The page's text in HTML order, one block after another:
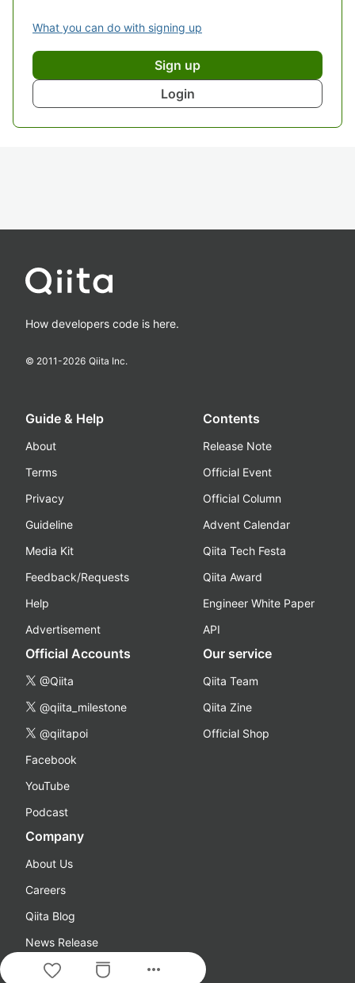
What you can do with signing up
Sign up
Login
more_horiz
How developers code is here.
© 2011-2026 Qiita Inc.
Guide & Help
About
Terms
Privacy
Guideline
Media Kit
Feedback/Requests
Help
Advertisement
Contents
Release Note
Official Event
Official Column
Advent Calendar
Qiita Tech Festa
Qiita Award
Engineer White Paper
API
Official Accounts
@Qiita
@qiita_milestone
@qiitapoi
Facebook
YouTube
Podcast
Our service
Qiita Team
Qiita Zine
Official Shop
Company
About Us
Careers
Qiita Blog
News Release